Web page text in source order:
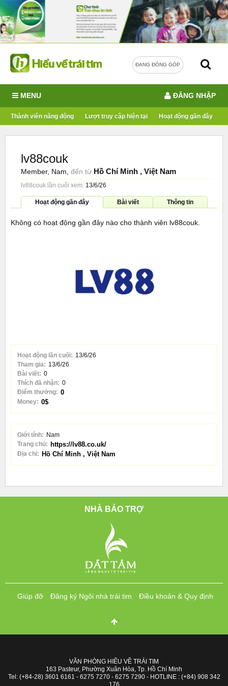
ĐANG ĐÓNG GÓP
MENU
Thành viên năng động Lượt truy cập hiện tại Hoạt động gần đây
ĐĂNG NHẬP
Hoạt động lần cuối: 13/6/26
Tham gia: 13/6/26
Bài viết: 0
Thích đã nhận: 0
Điểm thưởng: 0
Money: 0$
Giới tính: Nam
Trang chủ: https://lv88.co.uk/
Địa chỉ: Hồ Chí Minh , Việt Nam
lv88couk
Member, Nam, đến từ Hồ Chí Minh , Việt Nam
lv88couk lần cuối xem: 13/6/26
Hoạt động gần đây Bài viết Thông tin
Không có hoạt động gần đây nào cho thành viên lv88couk.
NHÀ BẢO TRỢ
Giúp đỡ Đăng ký Ngôi nhà trái tim Điều khoản & Quy định
VĂN PHÒNG HIỂU VỀ TRÁI TIM
163 Pasteur, Phường Xuân Hòa, Tp. Hồ Chí Minh
Tel: (+84-28) 3601 6161 - 6275 7270 - 6275 7290 - HOTLINE : (+84) 908 342
176